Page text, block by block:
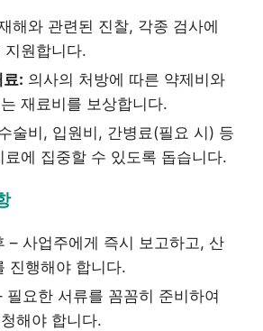
해와 관련된 진찰, 각종 검사에
지원합니다.
료: 의사의 처방에 따른 약제비와
재료비를 보상합니다.
술비, 입원비, 간병료(필요 시) 등
료에 집중할 수 있도록 돕습니다.
– 사업주에게 즉시 보고하고, 산
진행해야 합니다.
필요한 서류를 꼼꼼히 준비하여
해야 합니다.